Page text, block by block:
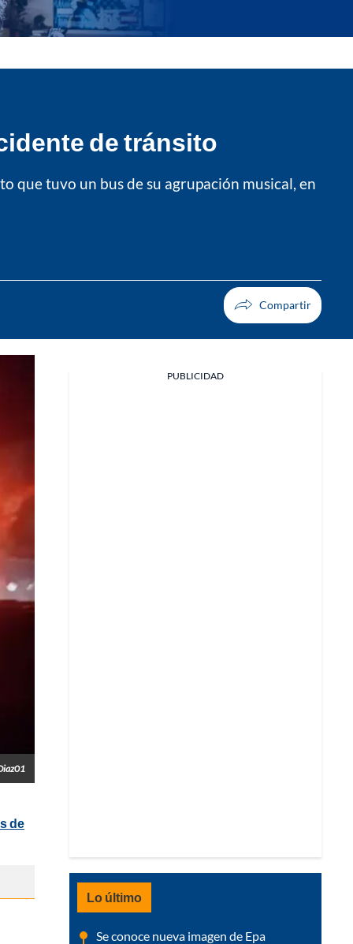
de tránsito
que tuvo un bus de su agrupación musical, en
de
PUBLICIDAD
Lo último
Se conoce nueva imagen de Epa